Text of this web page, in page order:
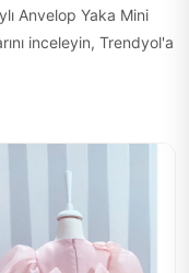
Anvelop Yaka Mini
inceleyin, Trendyol'a